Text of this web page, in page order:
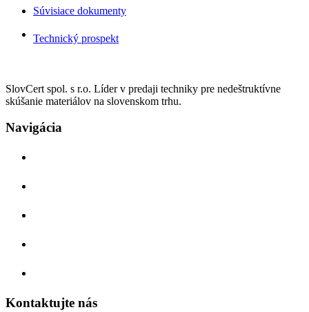
Súvisiace dokumenty
Technický prospekt
SlovCert spol. s r.o. Líder v predaji techniky pre nedeštruktívne
skúšanie materiálov na slovenskom trhu.
Navigácia
Kontaktujte nás